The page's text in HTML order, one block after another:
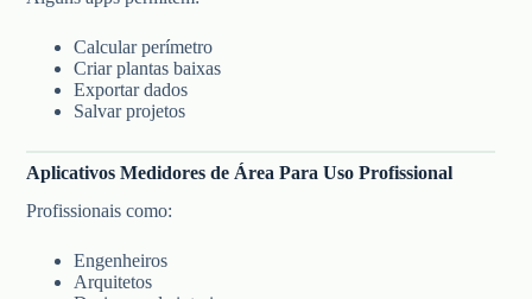
Calcular perímetro
Criar plantas baixas
Exportar dados
Salvar projetos
Aplicativos Medidores de Área Para Uso Profissional
Profissionais como:
Engenheiros
Arquitetos